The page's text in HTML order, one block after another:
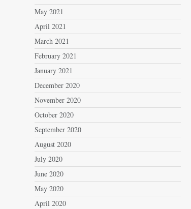
May 2021
April 2021
March 2021
February 2021
January 2021
December 2020
November 2020
October 2020
September 2020
August 2020
July 2020
June 2020
May 2020
April 2020